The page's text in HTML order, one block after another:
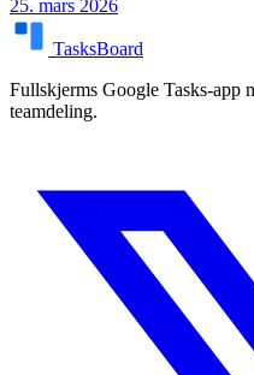
25. mars 2026
TasksBoard
Fullskjerms Google Tasks-app
teamdeling.